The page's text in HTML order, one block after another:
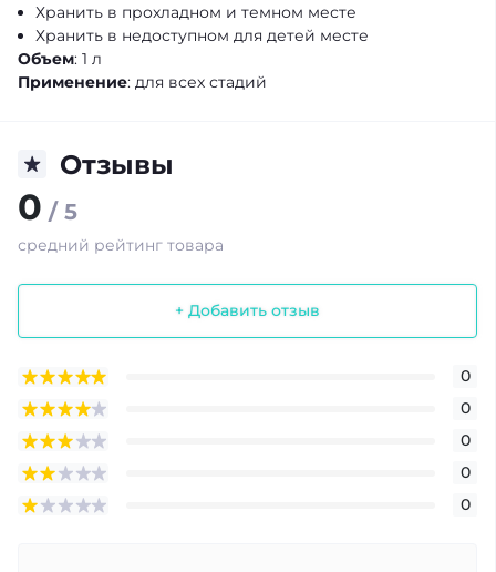
Хранить в прохладном и темном месте
Хранить в недоступном для детей месте
Объем: 1 л
Применение: для всех стадий
Отзывы
0 / 5
средний рейтинг товара
+ Добавить отзыв
0
0
0
0
0